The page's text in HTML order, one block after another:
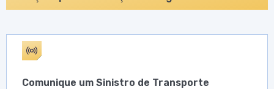
Comunique um Sinistro de Transporte